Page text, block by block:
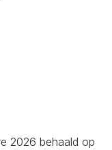
2026 behaald op